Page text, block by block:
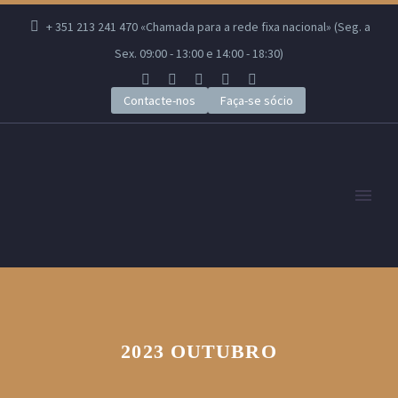
+ 351 213 241 470 «Chamada para a rede fixa nacional» (Seg. a
Sex. 09:00 - 13:00 e 14:00 - 18:30)
Contacte-nos Faça-se sócio
2023 OUTUBRO